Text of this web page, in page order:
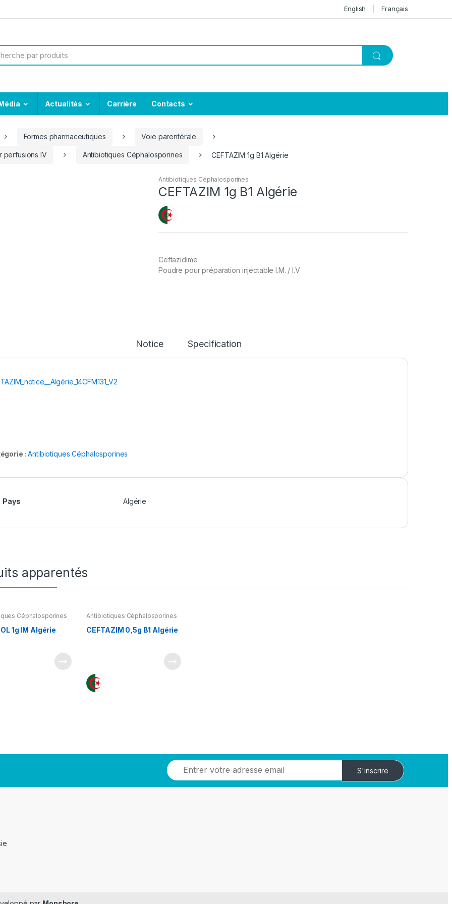
English Français
Actualités Carrière Contacts
Formes pharmaceutiques Voie parentérale
perfusions IV Antibiotiques Céphalosporines CEFTAZIM 1g B1 Algérie
Antibiotiques Céphalosporines
CEFTAZIM 1g B1 Algérie
Ceftazidime
Poudre pour préparation injectable I.M. / I.V
Notice Specification
:Antibiotiques Céphalosporines
Pays Algérie
apparentés
Céphalosporines
1g IM Algérie
Antibiotiques Céphalosporines
CEFTAZIM 0,5g B1 Algérie
S'inscrire